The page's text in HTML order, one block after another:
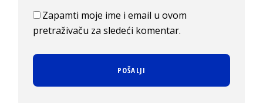
Zapamti moje ime i email u ovom
pretraživaču za sledeći komentar.